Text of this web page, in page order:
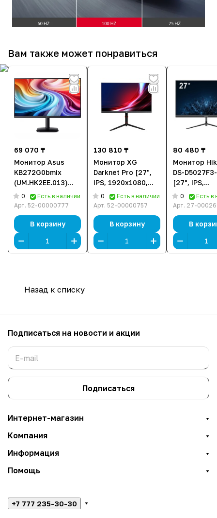
Вам также может понравиться
69 070 ₸
Монитор Asus
KB272G0bmix
(UM.HK2EE.013)
[27", IPS,
1920x1080, 120 Гц,
1 мс, HDMI, VGA (D-
Sub)]
0
Есть в наличии
Арт. 52-00000777
В корзину
130 810 ₸
Монитор XG
Darknet Pro [27",
IPS, 1920x1080,
360 Гц, 1 мс, HDMI
x2, DisplayPort x2]
0
Есть в наличии
Арт. 52-00000757
В корзину
80 480 ₸
Монитор
DS-
[27", IPS,
1920x1080,
14 мс, HDMI,
(D-Sub)]
0
Есть в
Арт. 27-
В
Назад к списку
Подписаться на новости и акции
Подписаться
Интернет-магазин
Компания
Информация
Помощь
+7 777 235-30-30